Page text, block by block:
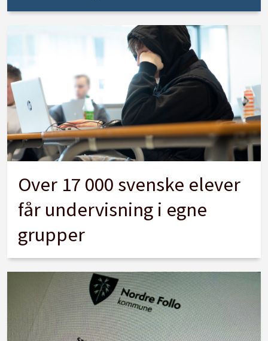
Over 17 000 svenske elever
får undervisning i egne
grupper